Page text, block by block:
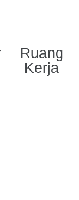
Ruang
Kerja